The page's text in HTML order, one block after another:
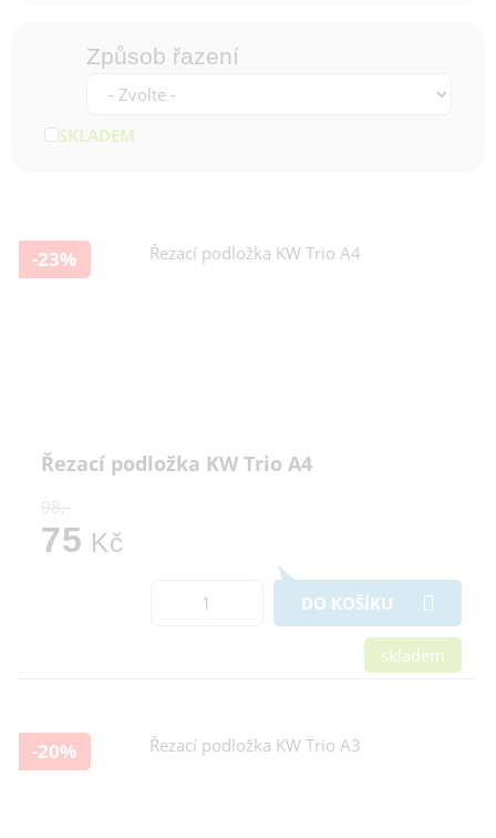
Způsob řazení
SKLADEM
-23%
Řezací podložka KW Trio A4
98,-
75 Kč
DO KOŠÍKU
skladem
-20%